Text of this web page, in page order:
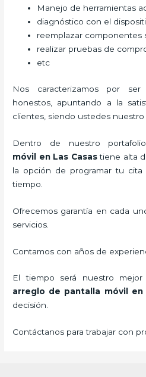
Manejo de herramientas
diagnóstico con el
reemplazar componentes
realizar pruebas de
etc
Nos caracterizamos por
honestos, apuntando a la
clientes, siendo ustedes nuestro
Dentro de nuestro
móvil
en Las Casastiene alta
la opción de programar tu
tiempo.
Ofrecemos garantía en cada
servicios.
Contamos con años de
El tiempo será nuestro
arreglo de pantalla móvil
en
decisión.
Contáctanos para trabajar con